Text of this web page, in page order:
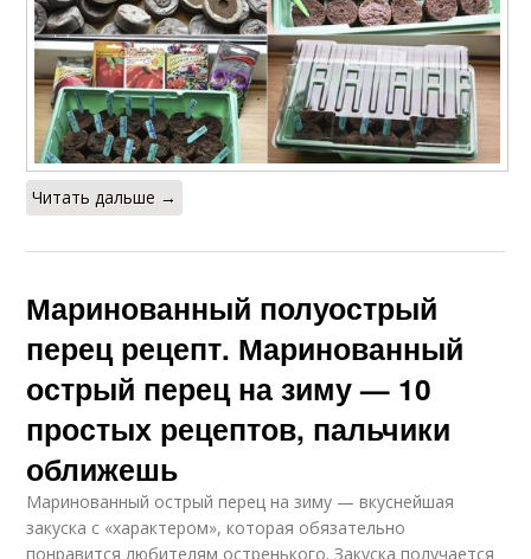
Читать дальше →
Маринованный полуострый
перец рецепт. Маринованный
острый перец на зиму — 10
простых рецептов, пальчики
оближешь
Маринованный острый перец на зиму — вкуснейшая
закуска с «характером», которая обязательно
понравится любителям остренького. Закуска получается